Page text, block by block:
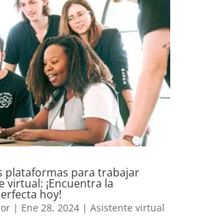
plataformas para trabajar
virtual: ¡Encuentra la
hoy!
| Ene 28, 2024| Asistente virtual